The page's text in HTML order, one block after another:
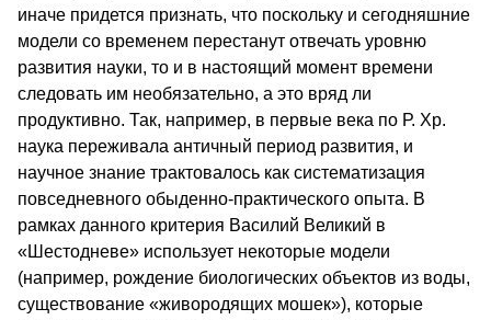
иначе придется признать, что поскольку и сегодняшние
модели со временем перестанут отвечать уровню
развития науки, то и в настоящий момент времени
следовать им необязательно, а это вряд ли
продуктивно. Так, например, в первые века по Р. Хр.
наука переживала античный период развития, и
научное знание трактовалось как систематизация
повседневного обыденно-практического опыта. В
рамках данного критерия Василий Великий в
«Шестодневе» использует некоторые модели
(например, рождение биологических объектов из воды,
существование «живородящих мошек»), которые